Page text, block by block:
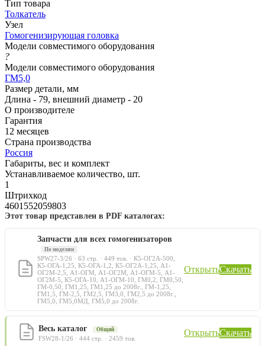
Тип товара
Толкатель
Узел
Гомогенизирующая головка
Модели совместимого оборудования
?
Модели совместимого оборудования
ГМ5,0
Размер детали, мм
Длина - 79, внешний диаметр - 20
О производителе
Гарантия
12 месяцев
Страна производства
Россия
Габариты, вес и комплект
Устанавливаемое количество, шт.
1
Штрихкод
4601552059803
Этот товар представлен в PDF каталогах:
Запчасти для всех гомогенизаторов
По моделям
SPW27-3/26 · 63 стр. · 449 тов. · К5-ОГ2А-500,
К5-ОГА-1,25, К5-ОГА-1,2, К5-ОГ2А-1,25, А1-
ОГ2М-2,5, А1-ОГМ, А1-ОГ2М, А1-ОГМ-5, А1-
ОГ2М-5, К5-ОГА-10, А1-ОГМ-10, ГМ0,2, ГМ0,50,
ГМ-0,50, ГМ1,25, ГМ1,25 до 2008г., ГМ-1,25,
ГМ1,5, ГМ-2,5, ГМ2,5, ГМ3,0, ГМ2,5 до 2008г.,
ГМ5,0, ГМ5,0МД, ГМ5,0 до 2008г.
ОткрытьСкачать
Весь каталог Общий
FSW28-1/26 · 444 стр. · 2459 тов.
ОткрытьСкачать